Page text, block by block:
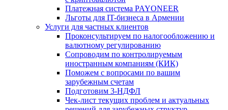
Платежная система PAYONEER
Льготы для IT-бизнеса в Армении
Услуги для частных клиентов
Проконсультируем по налогообложению и
валютному регулированию
Сопроводим по контролируемым
иностранным компаниям (КИК)
Поможем с вопросами по вашим
зарубежным счетам
Подготовим 3-НДФЛ
Чек-лист текущих проблем и актуальных